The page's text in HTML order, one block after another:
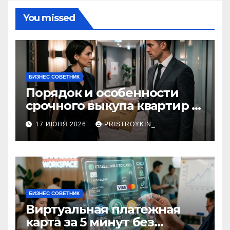
You missed
БИЗНЕС СОВЕТНИК
Порядок и особенности
срочного выкупа квартир в
срок 1–3 дня
17 ИЮНЯ 2026 PRISTROYKIN_
БИЗНЕС СОВЕТНИК
Виртуальная платежная
карта за 5 минут без